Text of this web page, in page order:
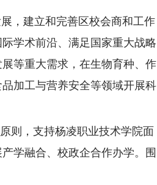
，建立和完善区校会商和工作
学术前沿、满足国家重大战略
等重大需求，在生物育种、作
加工与营养安全等领域开展科
则，支持杨凌职业技术学院面
学融合、校政企合作办学。围